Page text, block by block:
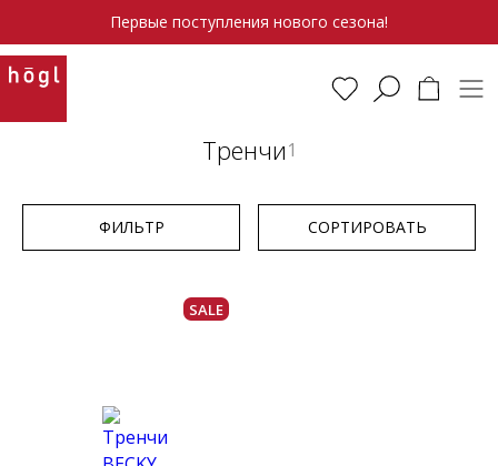
Первые поступления нового сезона!
Тренчи1
ФИЛЬТР СОРТИРОВАТЬ
SALE